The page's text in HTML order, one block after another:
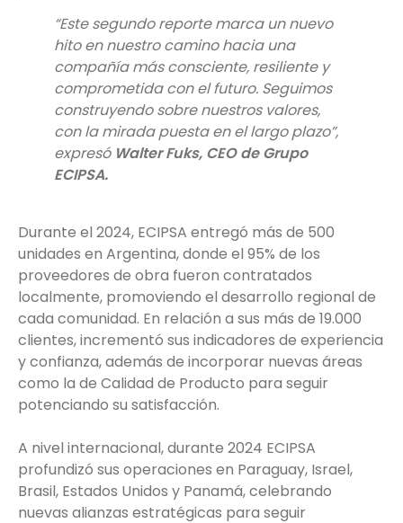
“Este segundo reporte marca un nuevo
hito en nuestro camino hacia una
compañía más consciente, resiliente y
comprometida con el futuro. Seguimos
construyendo sobre nuestros valores,
con la mirada puesta en el largo plazo”,
expresó Walter Fuks, CEO de Grupo
ECIPSA.
Durante el 2024, ECIPSA entregó más de 500
unidades en Argentina, donde el 95% de los
proveedores de obra fueron contratados
localmente, promoviendo el desarrollo regional de
cada comunidad. En relación a sus más de 19.000
clientes, incrementó sus indicadores de experiencia
y confianza, además de incorporar nuevas áreas
como la de Calidad de Producto para seguir
potenciando su satisfacción.
A nivel internacional, durante 2024 ECIPSA
profundizó sus operaciones en Paraguay, Israel,
Brasil, Estados Unidos y Panamá, celebrando
nuevas alianzas estratégicas para seguir